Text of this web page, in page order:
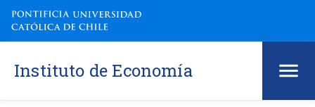
Instituto de Economía